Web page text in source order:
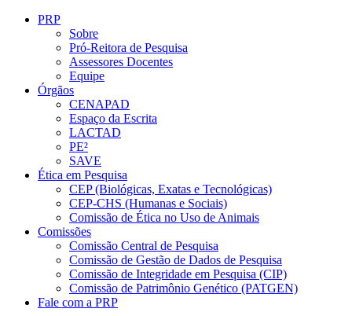
Conteúdo principal
PRP
Sobre
Pró-Reitora de Pesquisa
Assessores Docentes
Equipe
Órgãos
CENAPAD
Espaço da Escrita
LACTAD
PE²
SAVE
Ética em Pesquisa
CEP (Biológicas, Exatas e Tecnológicas)
CEP-CHS (Humanas e Sociais)
Comissão de Ética no Uso de Animais
Comissões
Comissão Central de Pesquisa
Comissão de Gestão de Dados de Pesquisa
Comissão de Integridade em Pesquisa (CIP)
Comissão de Patrimônio Genético (PATGEN)
Fale com a PRP